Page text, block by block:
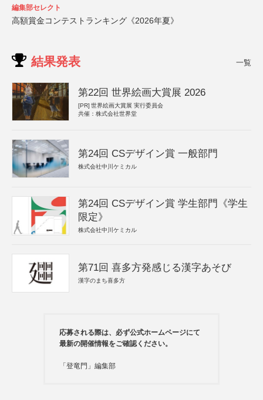
編集部セレクト
高額賞金コンテストランキング《2026年夏》
結果発表 一覧
第22回 世界絵画大賞展 2026
[PR] 世界絵画大賞展 実行委員会
共催：株式会社世界堂
第24回 CSデザイン賞 一般部門
株式会社中川ケミカル
第24回 CSデザイン賞 学生部門《学生
限定》
株式会社中川ケミカル
第71回 喜多方発感じる漢字あそび
漢字のまち喜多方
応募される際は、必ず公式ホームページにて
最新の開催情報をご確認ください。
「登竜門」編集部